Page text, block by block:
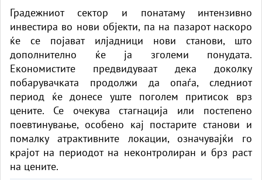
Градежниот сектор и понатаму интензивно
инвестира во нови објекти, па на пазарот наскоро
ќе се појават илјадници нови станови, што
дополнително ќе ја зголеми понудата.
Економистите предвидуваат дека доколку
побарувачката продолжи да опаѓа, следниот
период ќе донесе уште поголем притисок врз
цените. Се очекува стагнација или постепено
поевтинување, особено кај постарите станови и
помалку атрактивните локации, означувајќи го
крајот на периодот на неконтролиран и брз раст
на цените.